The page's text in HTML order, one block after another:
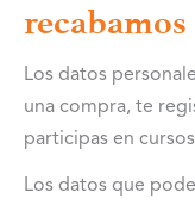
recabamos
Los datos
una compra, te
participas en
Los datos que